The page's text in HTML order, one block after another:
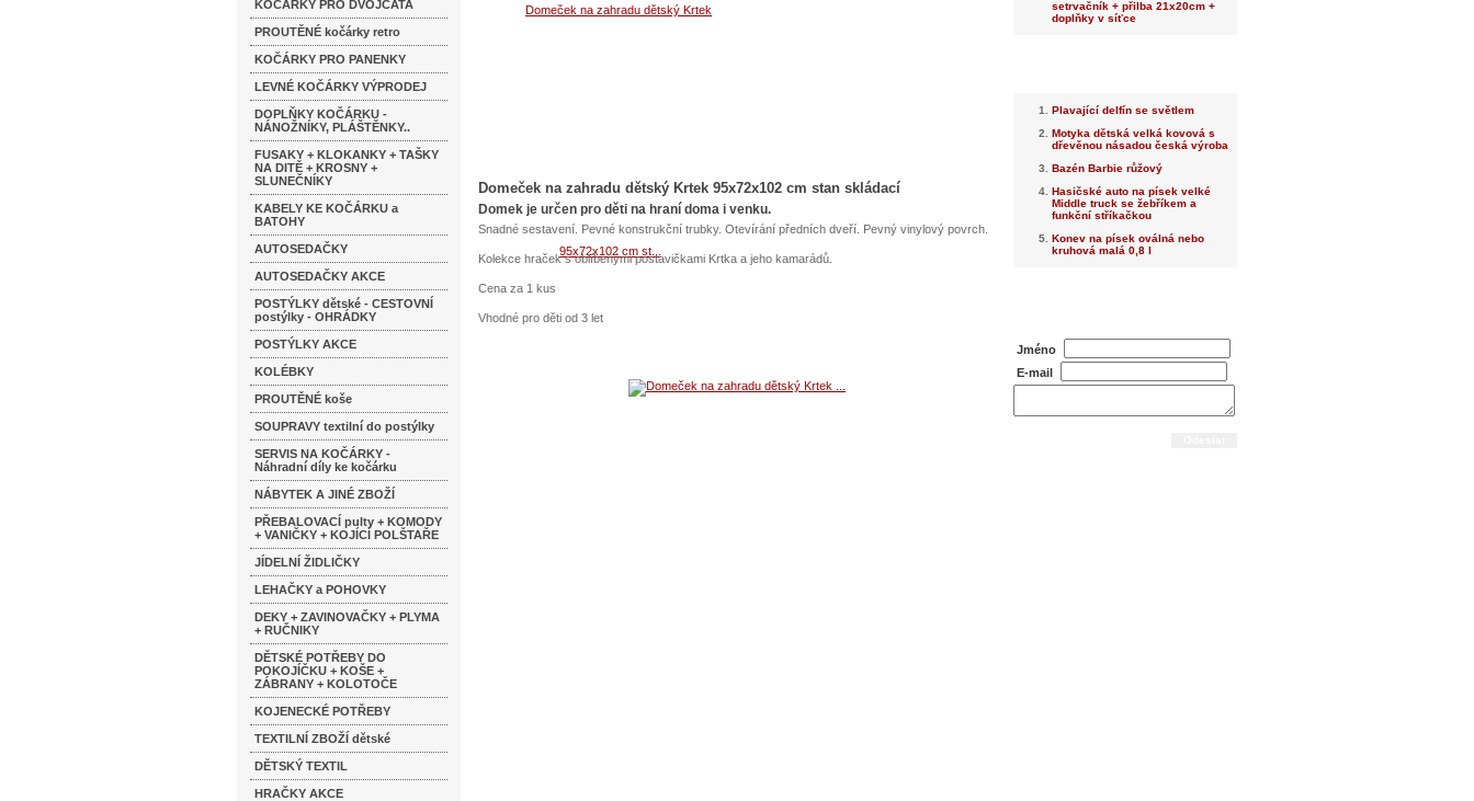
KOČÁRKY PRO DVOJČATA
PROUTĚNÉ kočárky retro
KOČÁRKY PRO PANENKY
LEVNÉ KOČÁRKY VÝPRODEJ
DOPLŇKY KOČÁRKU -
NÁNOŽNÍKY, PLÁŠTĚNKY..
FUSAKY + KLOKANKY + TAŠKY
NA DITĚ + KROSNY +
SLUNEČNÍKY
KABELY KE KOČÁRKU a
BATOHY
AUTOSEDAČKY
AUTOSEDAČKY AKCE
POSTÝLKY dětské - CESTOVNÍ
postýlky - OHRÁDKY
POSTÝLKY AKCE
KOLÉBKY
PROUTĚNÉ koše
SOUPRAVY textilní do postýlky
SERVIS NA KOČÁRKY -
Náhradní díly ke kočárku
NÁBYTEK A JINÉ ZBOŽÍ
PŘEBALOVACÍ pulty + KOMODY
+ VANIČKY + KOJÍCÍ POLŠTAŘE
JÍDELNÍ ŽIDLIČKY
LEHAČKY a POHOVKY
DEKY + ZAVINOVAČKY + PLYMA
+ RUČNIKY
DĚTSKÉ POTŘEBY DO
POKOJÍČKU + KOŠE +
ZÁBRANY + KOLOTOČE
KOJENECKÉ POTŘEBY
TEXTILNÍ ZBOŽÍ dětské
DĚTSKÝ TEXTIL
HRAČKY AKCE
Domeček na zahradu dětský Krtek 95x72x102 cm stan skládací
Domek je určen pro děti na hraní doma i venku.
Snadné sestavení. Pevné konstrukční trubky. Otevírání předních dveří. Pevný vinylový povrch.
Kolekce hraček s oblíbenými postavičkami Krtka a jeho kamarádů.
Cena za 1 kus
Vhodné pro děti od 3 let
setrvačník + přilba 21x20cm +
doplňky v síťce
Plavající delfín se světlem
Motyka dětská velká kovová s
dřevěnou násadou česká výroba
Bazén Barbie růžový
Hasičské auto na písek velké
Middle truck se žebříkem a
funkční stříkačkou
Konev na písek oválná nebo
kruhová malá 0,8 l
Jméno
E-mail